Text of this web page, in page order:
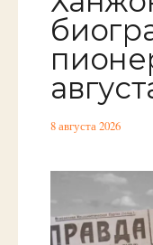
8 августа 2026